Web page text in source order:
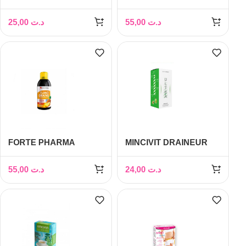
د.ت
AGRUMES 500ML
د.ت
FORTE PHARMA
ANANAS 500ML
د.ت
MINCIVIT DRAINEUR
د.ت